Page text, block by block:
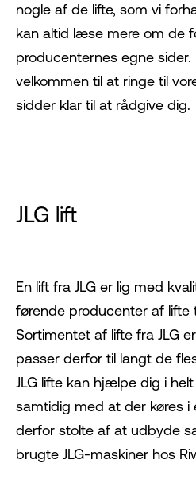
nogle af de lifte, som vi
kan altid læse mere om de
producenternes egne
velkommen til at ringe til
sidder klar til at rådgive dig.
JLG lift
En lift fra JLG er lig med
førende producenter af lifte
Sortimentet af lifte fra JLG
passer derfor til langt de
JLG lifte kan hjælpe dig i
samtidig med at der køres
derfor stolte af at udbyde
brugte JLG-maskiner hos